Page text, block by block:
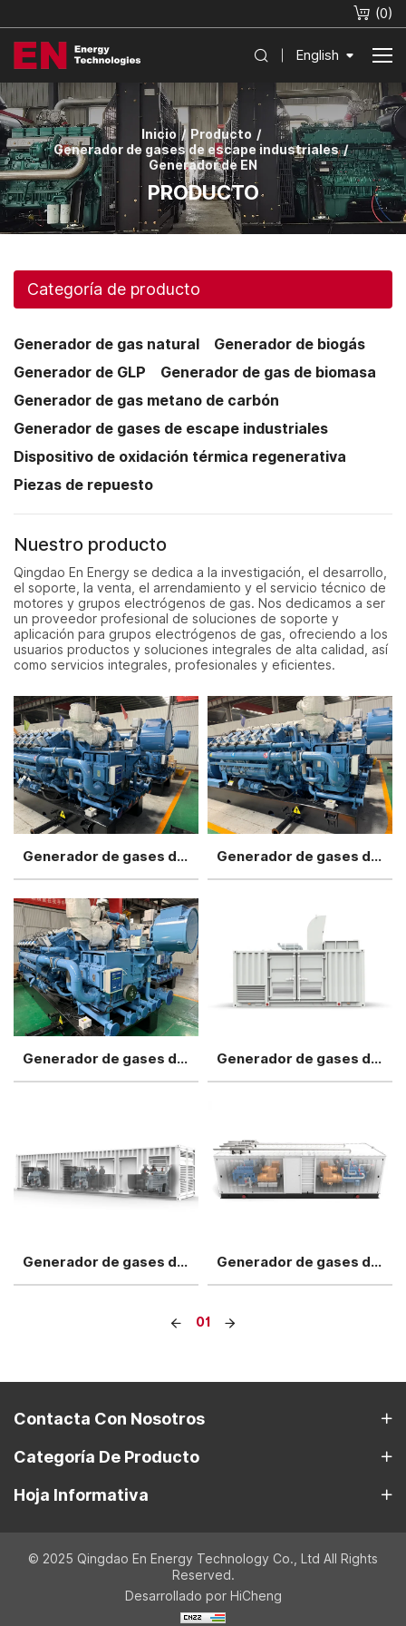
(0)
English
Inicio
Producto
Generador de gases de escape industriales
Generador de EN
PRODUCTO
Categoría de producto
Generador de gas natural
Generador de biogás
Generador de GLP
Generador de gas de biomasa
Generador de gas metano de carbón
Generador de gases de escape industriales
Dispositivo de oxidación térmica regenerativa
Piezas de repuesto
Nuestro producto
Qingdao En Energy se dedica a la investigación, el desarrollo,
el soporte, la venta, el arrendamiento y el servicio técnico de
motores y grupos electrógenos de gas. Nos dedicamos a ser
un proveedor profesional de soluciones de soporte y
aplicación para grupos electrógenos de gas, ofreciendo a los
usuarios productos y soluciones integrales de alta calidad, así
como servicios integrales, profesionales y eficientes.
Generador de gases de escape industrial de 200 kW Generador de gases de escape industrial de 250 kW
Generador de gases de escape industrial de 500 kW Generador de gases de escape industrial de 700 kW
Generador de gases de escape industrial de 900 kW Generador de gases de escape industrial de 1200 kW
01
Contacta Con Nosotros
Categoría De Producto
Hoja Informativa
© 2025 Qingdao En Energy Technology Co., Ltd All Rights
Reserved.
Desarrollado por HiCheng